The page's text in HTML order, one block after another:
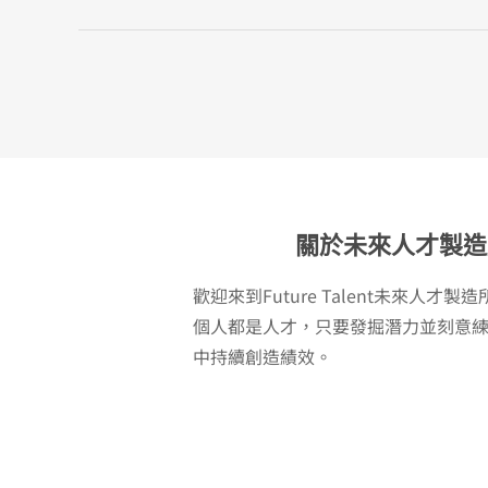
關於未來人才製
歡迎來到Future Talent未來人才製造
個人都是人才，只要發掘潛力並刻意
中持續創造績效。